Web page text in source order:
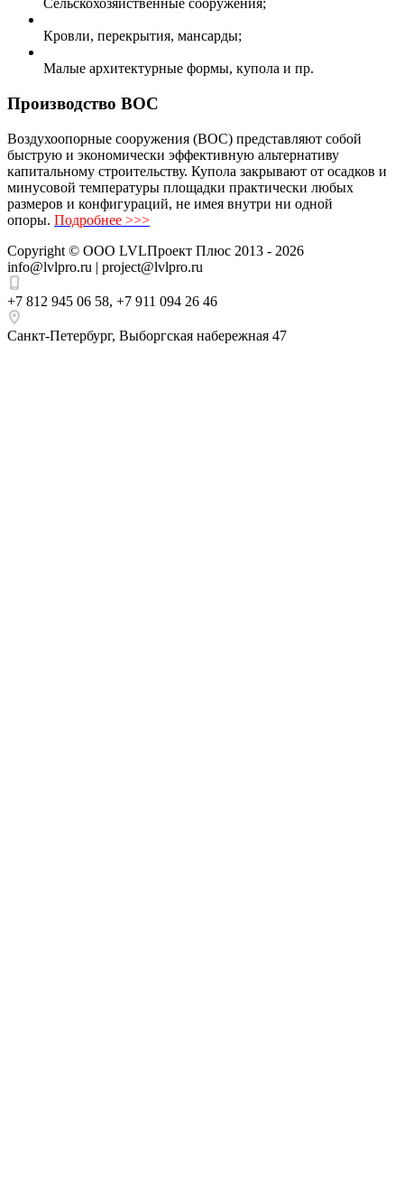
Сельскохозяйственные сооружения;
Кровли, перекрытия, мансарды;
Малые архитектурные формы, купола и пр.
Производство ВОС
Воздухоопорные сооружения (ВОС) представляют собой
быструю и экономически эффективную альтернативу
капитальному строительству. Купола закрывают от осадков и
минусовой температуры площадки практически любых
размеров и конфигураций, не имея внутри ни одной
опоры. Подробнее >>>
Copyright © ООО LVLПроект Плюс 2013 - 2026
info@lvlpro.ru | project@lvlpro.ru
+7 812 945 06 58, +7 911 094 26 46
Санкт-Петербург, Выборгская набережная 47